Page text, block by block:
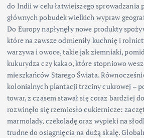
do Indii w celu łatwiejszego sprowadzania
głównych pobudek wielkich wypraw
Do Europy napłynęły nowe produkty
które na zawsze odmieniły kuchnię i
warzywa i owoce, takie jak ziemniaki,
kukurydza czy kakao, które stopniowo
mieszkańców Starego Świata.
kolonialnych plantacji trzciny cukrowej –
towar, z czasem stawał się coraz bardziej
rozwinęło się rzemiosło cukiernicze:
marmolady, czekoladę oraz wypieki na
trudne do osiągnięcia na dużą skalę.